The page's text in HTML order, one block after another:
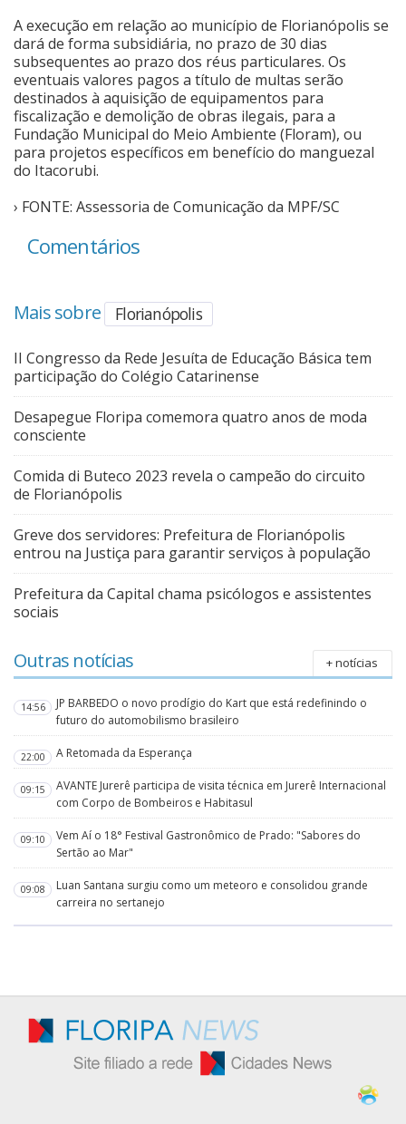
A execução em relação ao município de Florianópolis se
dará de forma subsidiária, no prazo de 30 dias
subsequentes ao prazo dos réus particulares. Os
eventuais valores pagos a título de multas serão
destinados à aquisição de equipamentos para
fiscalização e demolição de obras ilegais, para a
Fundação Municipal do Meio Ambiente (Floram), ou
para projetos específicos em benefício do manguezal
do Itacorubi.
› FONTE: Assessoria de Comunicação da MPF/SC
Comentários
Mais sobre Florianópolis
II Congresso da Rede Jesuíta de Educação Básica tem
participação do Colégio Catarinense
Desapegue Floripa comemora quatro anos de moda
consciente
Comida di Buteco 2023 revela o campeão do circuito
de Florianópolis
Greve dos servidores: Prefeitura de Florianópolis
entrou na Justiça para garantir serviços à população
Prefeitura da Capital chama psicólogos e assistentes
sociais
Outras notícias + notícias
14:56
JP BARBEDO o novo prodígio do Kart que está redefinindo o
futuro do automobilismo brasileiro
22:00 A Retomada da Esperança
09:15
AVANTE Jurerê participa de visita técnica em Jurerê Internacional
com Corpo de Bombeiros e Habitasul
09:10
Vem Aí o 18° Festival Gastronômico de Prado: "Sabores do
Sertão ao Mar"
09:08
Luan Santana surgiu como um meteoro e consolidou grande
carreira no sertanejo